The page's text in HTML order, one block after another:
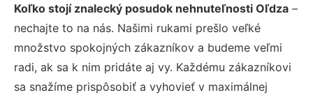
Koľko stojí znalecký posudok nehnuteľnosti Oľdza –
nechajte to na nás. Našimi rukami prešlo veľké
množstvo spokojných zákazníkov a budeme veľmi
radi, ak sa k nim pridáte aj vy. Každému zákazníkovi
sa snažíme prispôsobiť a vyhovieť v maximálnej